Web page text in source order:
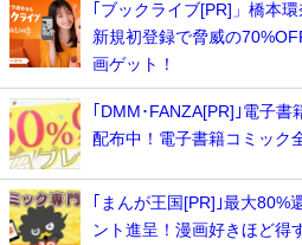
｢ブックライブ[PR]」橋本
新規初登録で脅威の
画ゲット！
｢DMM･FANZA[PR]｣電子
配布中！電子書籍コミック
｢まんが王国[PR]｣最大80%
ント進呈！漫画好きほど得